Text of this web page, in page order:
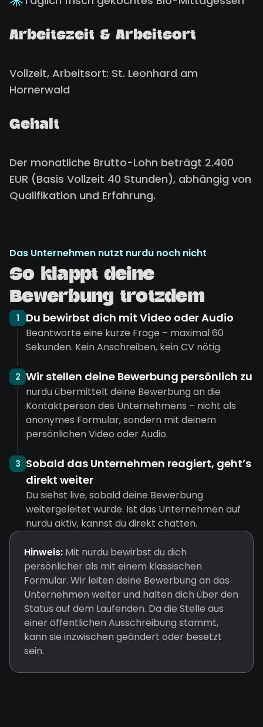
Arbeitszeit & Arbeitsort
Vollzeit, Arbeitsort: St. Leonhard am
Hornerwald
Gehalt
Der monatliche Brutto-Lohn beträgt 2.400
EUR (Basis Vollzeit 40 Stunden), abhängig von
Qualifikation und Erfahrung.
Das Unternehmen nutzt nurdu noch nicht
So klappt deine
Bewerbung trotzdem
1 Du bewirbst dich mit Video oder Audio
Beantworte eine kurze Frage – maximal 60
Sekunden. Kein Anschreiben, kein CV nötig.
2 Wir stellen deine Bewerbung persönlich zu
nurdu übermittelt deine Bewerbung an die
Kontaktperson des Unternehmens – nicht als
anonymes Formular, sondern mit deinem
persönlichen Video oder Audio.
3 Sobald das Unternehmen reagiert, geht’s
direkt weiter
Du siehst live, sobald deine Bewerbung
weitergeleitet wurde. Ist das Unternehmen auf
nurdu aktiv, kannst du direkt chatten.
Hinweis: Mit nurdu bewirbst du dich
persönlicher als mit einem klassischen
Formular. Wir leiten deine Bewerbung an das
Unternehmen weiter und halten dich über den
Status auf dem Laufenden. Da die Stelle aus
einer öffentlichen Ausschreibung stammt,
kann sie inzwischen geändert oder besetzt
sein.